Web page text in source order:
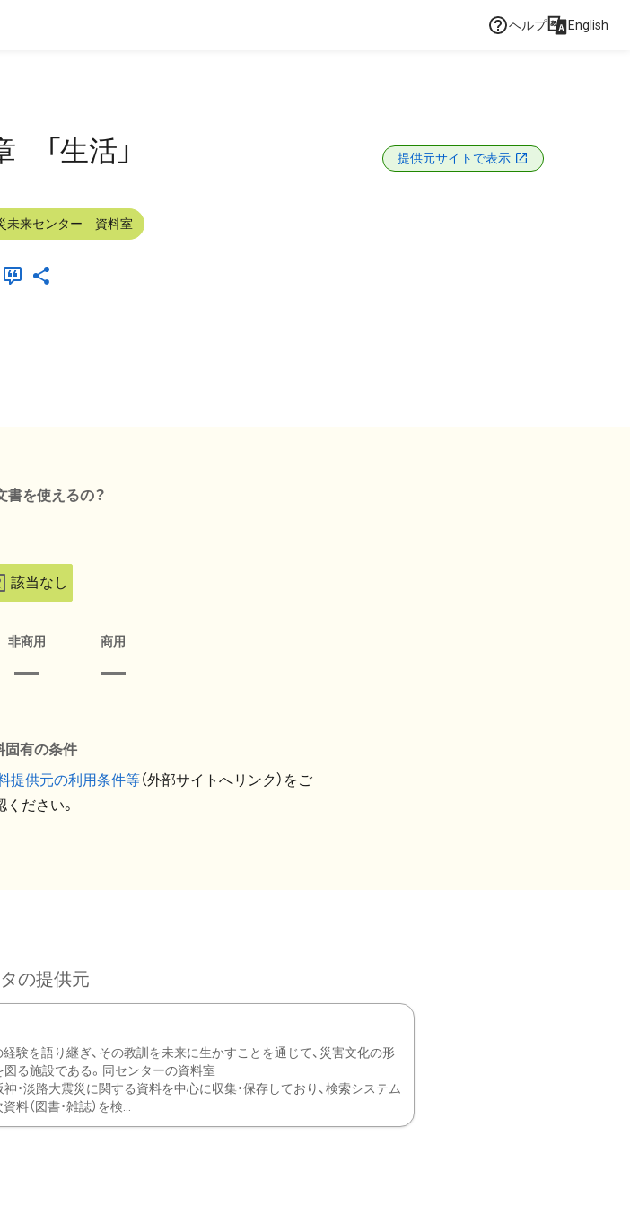
ヘルプ English
「生活」 提供元サイトで表示
未来センター 資料室
書を使えるの？
該当なし
非商用 商用
固有の条件
提供元の利用条件等（外部サイトへリンク）をご
ください。
の提供元
験を語り継ぎ、その教訓を未来に生かすことを通じて、災害文化の形
図る施設である。同センターの資料室
淡路大震災に関する資料を中心に収集・保存しており、検索システム
料（図書・雑誌）を検...